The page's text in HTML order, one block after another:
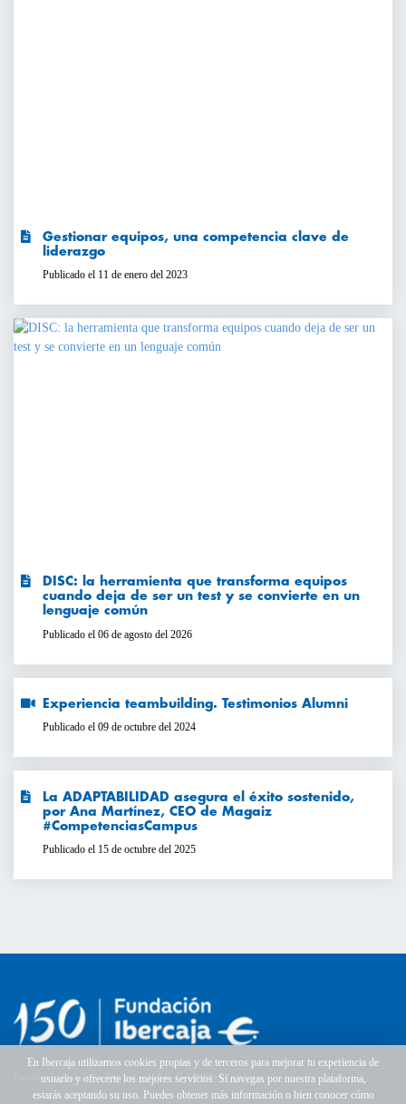
En Ibercaja utilizamos cookies propias y de terceros para mejorar tu experiencia de
usuario y ofrecerte los mejores servicios. Si navegas por nuestra plataforma,
estarás aceptando su uso. Puedes obtener más información o bien conocer cómo
Gestionar equipos, una competencia clave de
liderazgo
Publicado el 11 de enero del 2023
DISC: la herramienta que transforma equipos
cuando deja de ser un test y se convierte en un
lenguaje común
Publicado el 06 de agosto del 2026
Experiencia teambuilding. Testimonios Alumni
Publicado el 09 de octubre del 2024
La ADAPTABILIDAD asegura el éxito sostenido,
por Ana Martínez, CEO de Magaiz
#CompetenciasCampus
Publicado el 15 de octubre del 2025
Fundación Bancaria Ibercaja. C.I.F. G-50000652.